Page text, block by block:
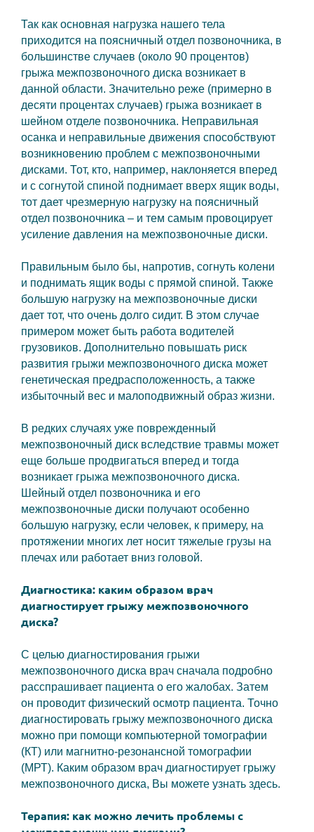
Так как основная нагрузка нашего тела
приходится на поясничный отдел позвоночника, в
большинстве случаев (около 90 процентов)
грыжа межпозвоночного диска возникает в
данной области. Значительно реже (примерно в
десяти процентах случаев) грыжа возникает в
шейном отделе позвоночника. Неправильная
осанка и неправильные движения способствуют
возникновению проблем с межпозвоночными
дисками. Тот, кто, например, наклоняется вперед
и с согнутой спиной поднимает вверх ящик воды,
тот дает чрезмерную нагрузку на поясничный
отдел позвоночника – и тем самым провоцирует
усиление давления на межпозвоночные диски.
Правильным было бы, напротив, согнуть колени
и поднимать ящик воды с прямой спиной. Также
большую нагрузку на межпозвоночные диски
дает тот, что очень долго сидит. В этом случае
примером может быть работа водителей
грузовиков. Дополнительно повышать риск
развития грыжи межпозвоночного диска может
генетическая предрасположенность, а также
избыточный вес и малоподвижный образ жизни.
В редких случаях уже поврежденный
межпозвоночный диск вследствие травмы может
еще больше продвигаться вперед и тогда
возникает грыжа межпозвоночного диска.
Шейный отдел позвоночника и его
межпозвоночные диски получают особенно
большую нагрузку, если человек, к примеру, на
протяжении многих лет носит тяжелые грузы на
плечах или работает вниз головой.
Диагностика: каким образом врач
диагностирует грыжу межпозвоночного
диска?
С целью диагностирования грыжи
межпозвоночного диска врач сначала подробно
расспрашивает пациента о его жалобах. Затем
он проводит физический осмотр пациента. Точно
диагностировать грыжу межпозвоночного диска
можно при помощи компьютерной томографии
(КТ) или магнитно-резонансной томографии
(МРТ). Каким образом врач диагностирует грыжу
межпозвоночного диска, Вы можете узнать здесь.
Терапия: как можно лечить проблемы с